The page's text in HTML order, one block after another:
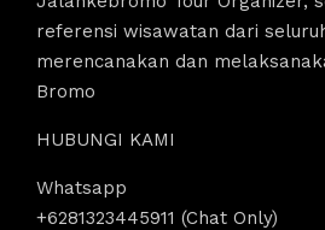
referensi wisawatan dari
merencanakan dan
Bromo
HUBUNGI KAMI
Whatsapp
+6281323445911 (Chat Only)